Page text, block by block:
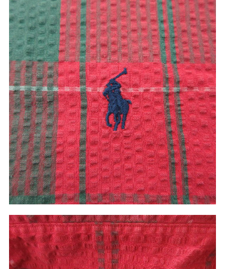
Search by Period年代から探す
90年代 80年代 70年代
60年代 50年代 40年代
すべての年代を見る
週刊ラッシュアウト新聞
古着コラム
メディア・イベント情報
Youtube 古着屋Rush Out チャンネル
スタッフコーディネート